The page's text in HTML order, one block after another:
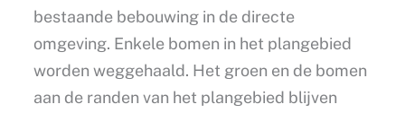
bestaande bebouwing in de directe
omgeving. Enkele bomen in het plangebied
worden weggehaald. Het groen en de bomen
aan de randen van het plangebied blijven